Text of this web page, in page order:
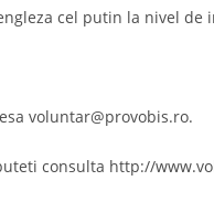
cel putin la nivel
voluntar@provobis.ro.
consulta http://